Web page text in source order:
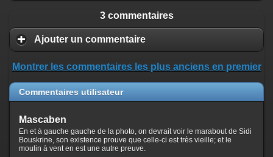
3 commentaires
Ajouter un commentaire
Montrer les commentaires les plus anciens en premier
Commentaires utilisateur
Mascaben
En et à gauche gauche de la photo, on devrait voir le marabout de Sidi
Bouskrine, son existence prouve que celle-ci est très vieille; et le
moulin à vent en est une autre preuve.